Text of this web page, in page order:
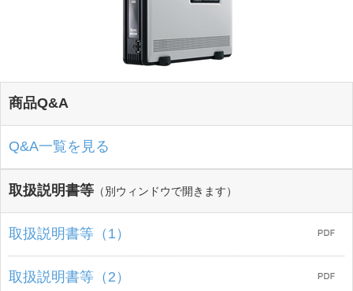
商品Q&A
Q&A一覧を見る
取扱説明書等 （別ウィンドウで開きます）
取扱説明書等（1）
取扱説明書等（2）